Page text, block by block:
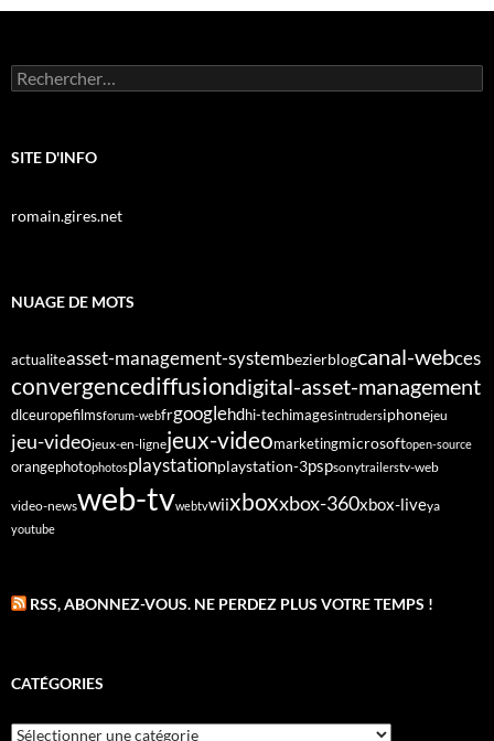
Rechercher :
SITE D'INFO
romain.gires.net
NUAGE DE MOTS
actualiteasset-management-systembezierblogcanal-webces
convergencediffusiondigital-asset-management
dlceuropefilmsforum-webfrgooglehdhi-techimagesintrudersiphonejeu
jeu-videojeux-en-lignejeux-videomarketingmicrosoftopen-source
orangephotophotosplaystationplaystation-3pspsonytrailerstv-web
video-newsweb-tvwebtvwiixboxxbox-360xbox-liveya
youtube
RSS, ABONNEZ-VOUS. NE PERDEZ PLUS VOTRE TEMPS !
CATÉGORIES
Catégories